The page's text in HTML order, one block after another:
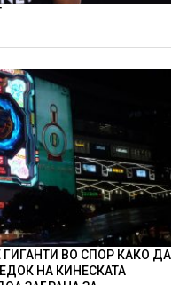
ВО СПОР КАКО ДА
НА КИНЕСКАТА